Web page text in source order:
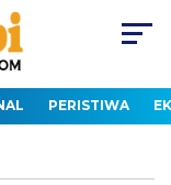
PERISTIWA